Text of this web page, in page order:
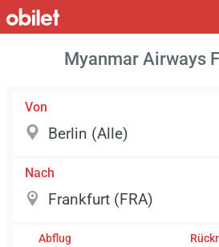
Myanmar Airways
Von
Nach
Abflug